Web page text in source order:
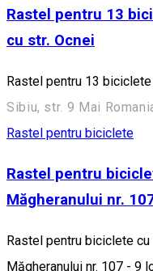
Rastel pentru 13
cu str. Ocnei
Rastel pentru 13
Sibiu, str. 9 Mai
Rastel pentru biciclete
Rastel pentru
Măgheranului nr.
Rastel pentru biciclete
Măgheranului nr. 107 - 9